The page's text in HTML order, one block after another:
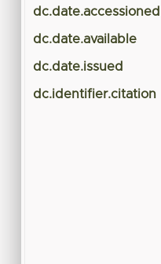
dc.date.accessioned
dc.date.available
dc.date.issued
dc.identifier.citation